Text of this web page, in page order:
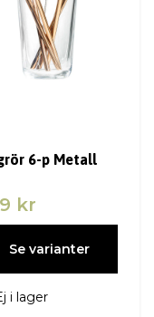
6-p Metall
kr
Se varianter
i lager